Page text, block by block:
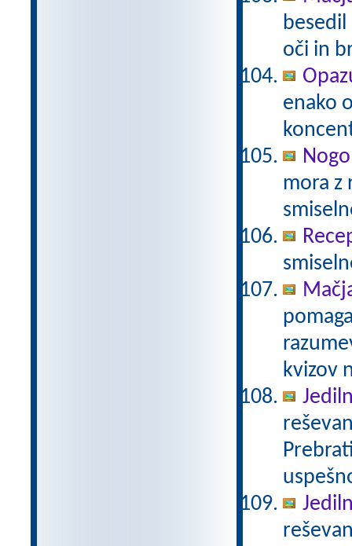
oči in
enako
mora z
kvizov